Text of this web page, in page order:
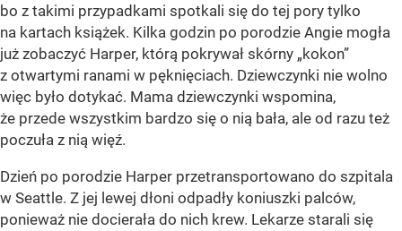
bo z takimi przypadkami spotkali się do tej pory tylko
na kartach książek. Kilka godzin po porodzie Angie mogła
już zobaczyć Harper, którą pokrywał skórny „kokon”
z otwartymi ranami w pęknięciach. Dziewczynki nie wolno
więc było dotykać. Mama dziewczynki wspomina,
że przede wszystkim bardzo się o nią bała, ale od razu też
poczuła z nią więź.
Dzień po porodzie Harper przetransportowano do szpitala
w Seattle. Z jej lewej dłoni odpadły koniuszki palców,
ponieważ nie docierała do nich krew. Lekarze starali się